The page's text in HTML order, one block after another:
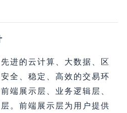
进的云计算、大数据、区
全、稳定、高效的交易环
端展示层、业务逻辑层、
。前端展示层为用户提供